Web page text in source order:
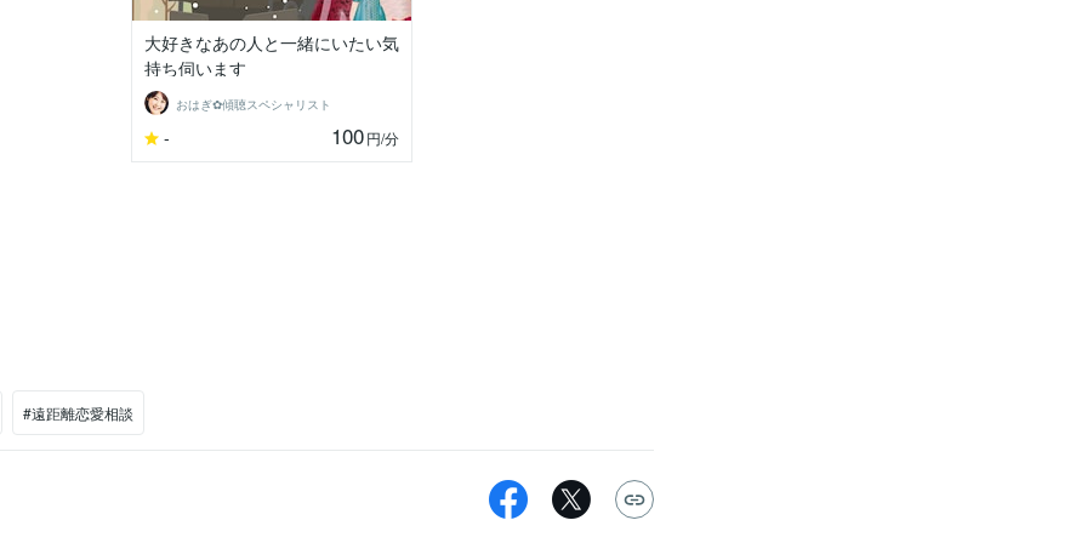
大好きなあの人と一緒にいたい気
持ち伺います
おはぎ✿傾聴スペシャリスト
- 100円/分
#遠距離恋愛相談